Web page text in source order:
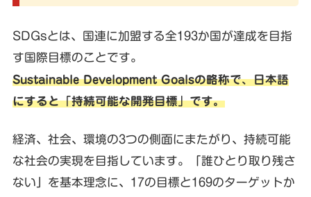
SDGsとは、国連に加盟する全193か国が達成を目指
す国際目標のことです。
Sustainable Development Goalsの略称で、日本語
にすると「持続可能な開発目標」です。
経済、社会、環境の3つの側面にまたがり、持続可能
な社会の実現を目指しています。「誰ひとり取り残さ
ない」を基本理念に、17の目標と169のターゲットか